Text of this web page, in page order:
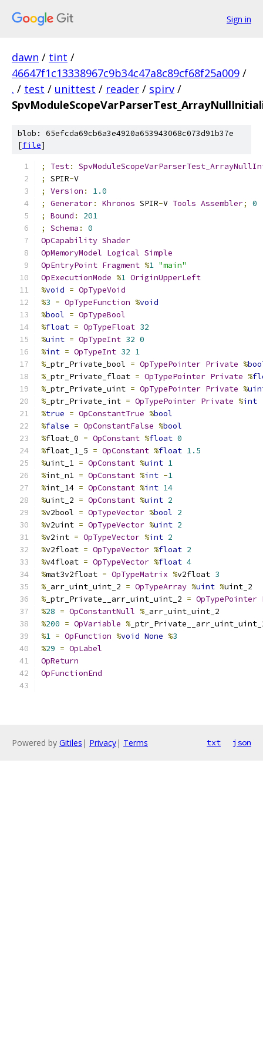
Sign in
dawn / tint /
46647f1c13338967c9b34c47a8c89cf68f25a009 /
. / test / unittest / reader / spirv /
blob: 65efcda69cb6a3e4920a653943068c073d91b37e
[file]
; Test:
;
SPIR-V
;
Version :
1.0
;
Generator: Khronos SPIR-V Tools Assembler;
0
;
Bound :
201
;
Schema :
0
OpCapability Shader
OpMemoryModel Logical Simple
OpEntryPoint Fragment %1 "main"
OpExecutionMode %1 OriginUpperLeft
%void = OpTypeVoid
%3 = OpTypeFunction %void
%bool = OpTypeBool
%float = OpTypeFloat 32
%uint = OpTypeInt 32 0
%int = OpTypeInt 32 1
% _ptr_Private_bool = OpTypePointer Private %
% _ptr_Private_float = OpTypePointer Private %
% _ptr_Private_uint = OpTypePointer Private %
% _ptr_Private_int = OpTypePointer Private %int
%true = OpConstantTrue %bool
%false = OpConstantFalse %bool
%float_0 = OpConstant %float 0
%float_1_5 = OpConstant %float 1.5
%uint_1 = OpConstant %uint 1
%int_n1 = OpConstant %int -1
%int_14 = OpConstant %int 14
%uint_2 = OpConstant %uint 2
%v2bool = OpTypeVector %bool 2
%v2uint = OpTypeVector %uint 2
%v2int = OpTypeVector %int 2
%v2float = OpTypeVector %float 2
%v4float = OpTypeVector %float 4
%mat3v2float = OpTypeMatrix %v2float 3
% _arr_uint_uint_2 = OpTypeArray %uint %uint_2
% _ptr_Private__arr_uint_uint_2 = OpTypePointer
%28 = OpConstantNull % _arr_uint_uint_2
%200 = OpVariable %
%1 = OpFunction %void None %3
%29 = OpLabel
OpReturn
OpFunctionEnd
Powered by Gitiles | Privacy| Terms txt json